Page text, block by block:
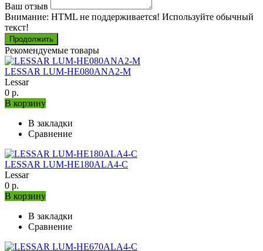
Ваш отзыв
Внимание: HTML не поддерживается! Используйте обычный
текст!
Продолжить
Рекомендуемые товары
LESSAR LUM-HE080ANA2-M
Lessar
0 р.
В корзину
В закладки
Сравнение
LESSAR LUM-HE180ALA4-C
Lessar
0 р.
В корзину
В закладки
Сравнение